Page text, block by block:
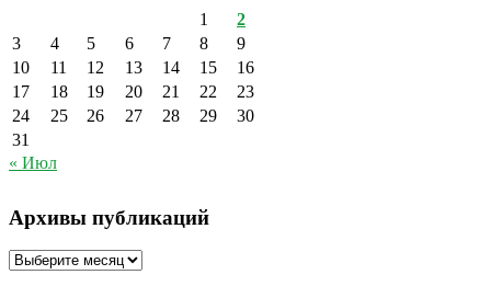
1
2
3
4 5 6 7 8
9
10
11 12 13 14 15
16
17
18 19 20 21 22
23
24
25 26 27 28 29
30
31
« Июл
Архивы публикаций
Архивы